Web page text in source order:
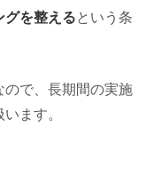
グを整えるという条
ので、長期間の実施
ます。